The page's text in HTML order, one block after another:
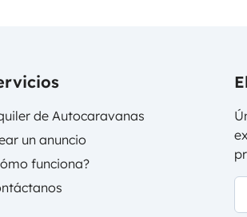
en la comunidad
de Autocaravanas
un anuncio
funciona?